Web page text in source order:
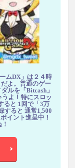
ムDX」は２４時
よ。普通のゲー
ルを「Bitcash」
よ！特にスロッ
ると 1回で「3万
すると 通常1,500
イント進呈中！